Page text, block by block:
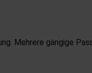
Mehrere gängige